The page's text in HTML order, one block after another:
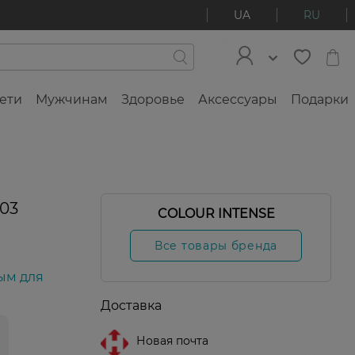
UA RU
Мужчинам Здоровье Аксессуары Подарки
для
COLOUR INTENSE
Все товары бренда
Доставка
Новая почта